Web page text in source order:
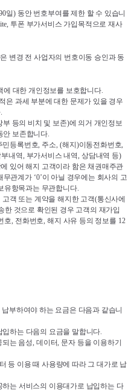
일) 동안 번호부여를 제한 할 수 있습니
투폰 부가서비스 가입목적으로 재사
변경 전 사업자의 번호이동 승인과 동
에 대한 개인정보를 보호합니다.
은 과세 부분에 대한 문제가 있을 경우
.
부 등의 비치 및 보존)에 의거 개인정보
안 보존합니다.
민등록번호, 주소, (해지 )이동전화번호
내역, 부가서비스 내역, 상담내역 등)
있어 해지 고객이라 함은 채권매주관
무관계가 ‘0’이 아닐 경우에는 회사의 고
유항목과는 무관합니다.
객 또는 계약을 해지한 고객(통신사에
한 것으로 확인된 경우 고객의 재가입
호, 전화번호, 해지 사유 등의 정보를 12
부하여야 하는 요금은 다음과 같습니
하는 다음의 요금을 말합니다.
되는 음성, 데이터, 문자 등을 이용하기
등 이용 때 사용량에 따라 그 대가로 납
는 서비스의 이용대가로 납입하는 다